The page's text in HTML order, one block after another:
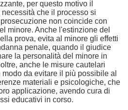
per questo motivo il
che il processo si
non coincide con
minore. Anche l'estinzione del
prova, evita al minore gli effetti
penale, quando il giudice
la personalità del minore in
anche le misure cautelari
da evitare il più possibile al
materiali e psicologiche, che
applicazione, avendo cura di
educativi in corso.